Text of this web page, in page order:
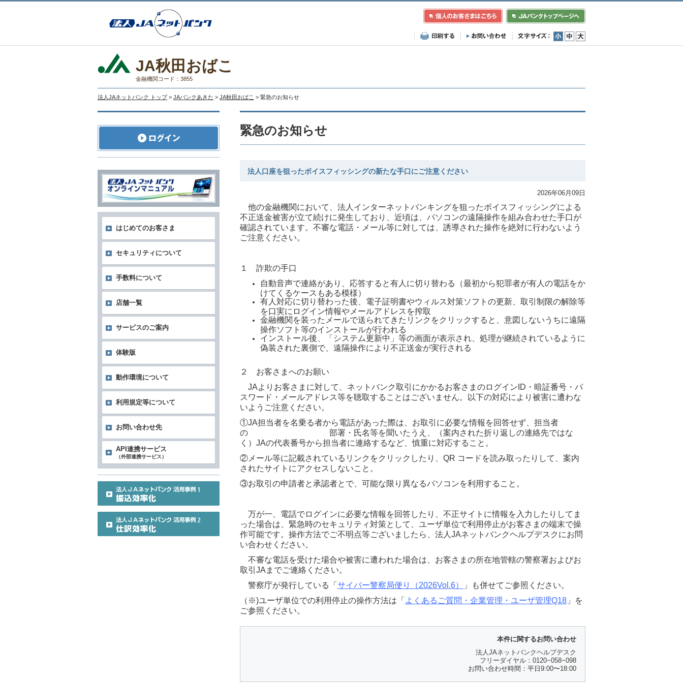
小 中 大
JA秋田おばこ
金融機関コード：3855
法人JAネットバンク トップ > JAバンクあきた > JA秋田おばこ > 緊急のお知らせ
緊急のお知らせ
法人口座を狙ったボイスフィッシングの新たな手口にご注意ください
2026年06月09日
他の金融機関において、法人インターネットバンキングを狙ったボイスフィッシングによる
不正送金被害が立て続けに発生しており、近頃は、パソコンの遠隔操作を組み合わせた手口が
確認されています。不審な電話・メール等に対しては、誘導された操作を絶対に行わないよう
ご注意ください。
１ 詐欺の手口
自動音声で連絡があり、応答すると有人に切り替わる（最初から犯罪者が有人の電話をか
けてくるケースもある模様）
有人対応に切り替わった後、電子証明書やウィルス対策ソフトの更新、取引制限の解除等
を口実にログイン情報やメールアドレスを搾取
金融機関を装ったメールで送られてきたリンクをクリックすると、意図しないうちに遠隔
操作ソフト等のインストールが行われる
インストール後、「システム更新中」等の画面が表示され、処理が継続されているように
偽装された裏側で、遠隔操作により不正送金が実行される
２ お客さまへのお願い
JAよりお客さまに対して、ネットバンク取引にかかるお客さまのログインID・暗証番号・パ
スワード・メールアドレス等を聴取することはございません。以下の対応により被害に遭わな
いようご注意ください。
①JA担当者を名乗る者から電話があった際は、お取引に必要な情報を回答せず、担当者
の 部署・氏名等を聞いたうえ、（案内された折り返しの連絡先ではな
く）JAの代表番号から担当者に連絡するなど、慎重に対応すること。
②メール等に記載されているリンクをクリックしたり、QR コードを読み取ったりして、案内
されたサイトにアクセスしないこと。
③お取引の申請者と承認者とで、可能な限り異なるパソコンを利用すること。
万が一、電話でログインに必要な情報を回答したり、不正サイトに情報を入力したりしてま
った場合は、緊急時のセキュリティ対策として、ユーザ単位で利用停止がお客さまの端末で操
作可能です。操作方法でご不明点等ございましたら、法人JAネットバンクヘルプデスクにお問
い合わせください。
不審な電話を受けた場合や被害に遭われた場合は、お客さまの所在地管轄の警察署およびお
取引JAまでご連絡ください。
警察庁が発行している「 サイバー警察局便り（2026Vol.6）
」も併せてご参照ください。
（※)ユーザ単位での利用停止の操作方法は「 よくあるご質問・企業管理・ユーザ管理Q18 」を
ご参照ください。
本件に関するお問い合わせ
法人JAネットバンクヘルプデスク
フリーダイヤル：0120−058−098
お問い合わせ時間：平日9:00〜18:00
はじめてのお客さま
セキュリティについて
手数料について
店舗一覧
サービスのご案内
体験版
動作環境について
利用規定等について
お問い合わせ先
API連携サービス
（外部連携サービス）